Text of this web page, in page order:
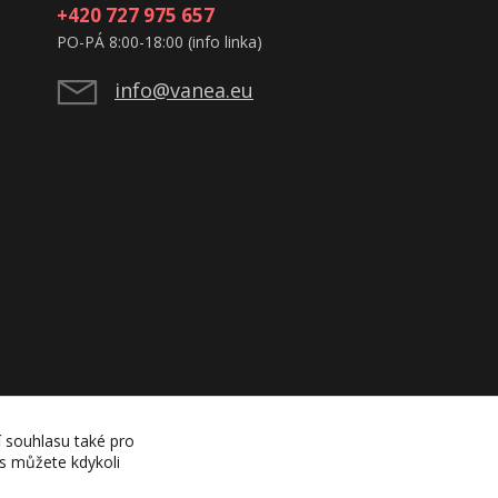
+420 727 975 657
PO-PÁ 8:00-18:00 (info linka)
info@vanea.eu
také pro
můžete kdykoli